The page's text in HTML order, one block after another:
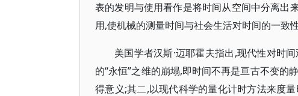
表的发明与使用看作是将时间从空间中分离出
用,使机械的测量时间与社会生活对时间的一致
美国学者汉斯·迈耶霍夫指出,现代性对时
的“永恒”之维的崩塌,即时间不再是亘古不变
得意义;其二,以现代科学的量化计时方法来度